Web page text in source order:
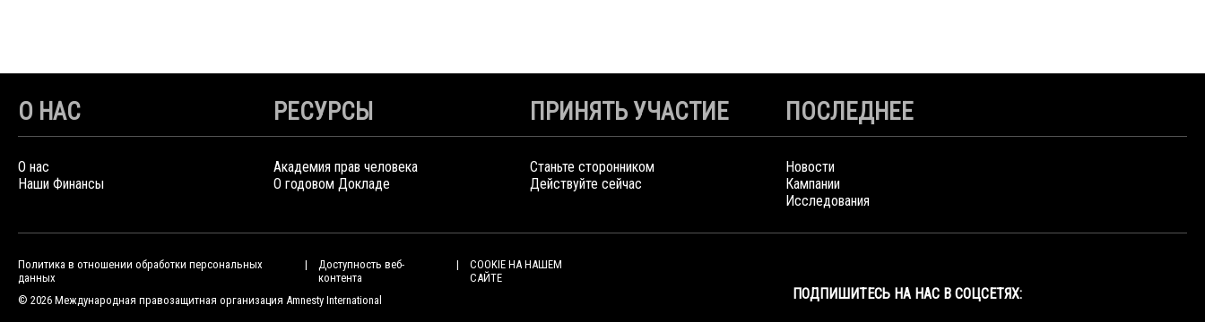
О НАС
О нас
Наши Финансы
РЕСУРСЫ
Академия прав человека
О годовом Докладе
ПРИНЯТЬ УЧАСТИЕ
Станьте сторонником
Действуйте сейчас
ПОСЛЕДНЕЕ
Новости
Кампании
Исследования
Политика в отношении обработки персональных
данных
Доступность веб-
контента
COOKIE НА НАШЕМ
САЙТЕ
© 2026 Международная правозащитная организация Amnesty International
ПОДПИШИТЕСЬ НА НАС В СОЦСЕТЯХ: